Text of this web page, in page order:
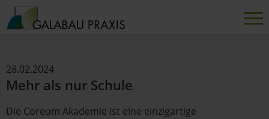
28.02.2024
Mehr als nur Schule
Die Coreum Akademie ist eine einzigartige